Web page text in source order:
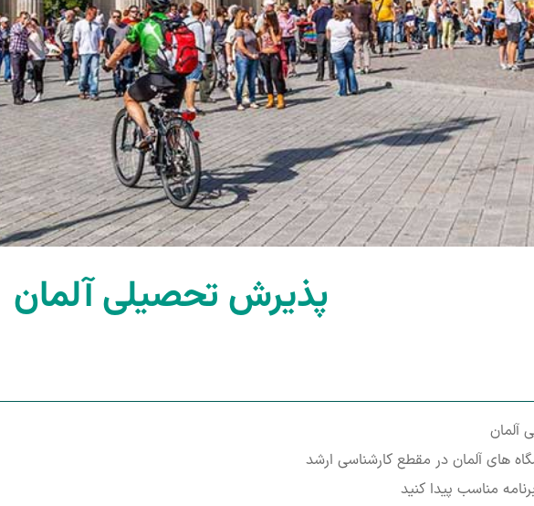
پذیرش تحصیلی آلمان
آلمان
های آلمان در مقطع کارشناسی ارشد
مناسب پیدا کنید